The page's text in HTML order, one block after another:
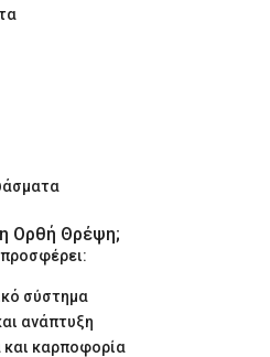
η Ορθή Θρέψη;
σύστημα
ανάπτυξη
και καρποφορία